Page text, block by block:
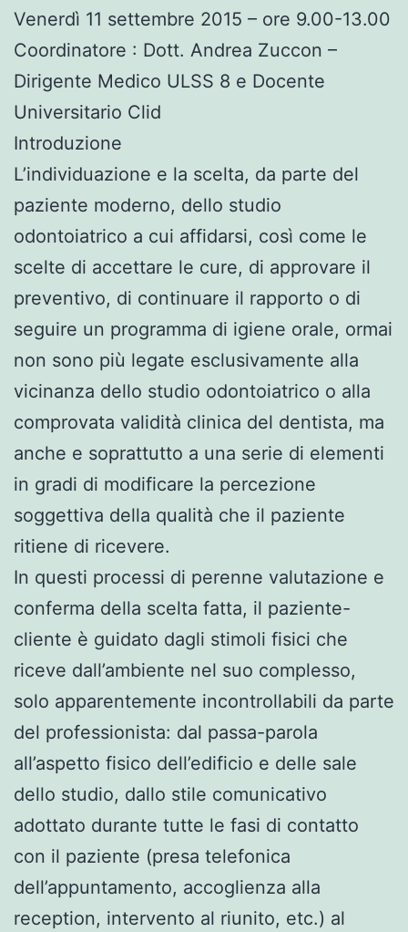
Venerdì 11 settembre 2015 – ore 9.00-13.00
Coordinatore : Dott. Andrea Zuccon –
Dirigente Medico ULSS 8 e Docente
Universitario Clid
Introduzione
L’individuazione e la scelta, da parte del
paziente moderno, dello studio
odontoiatrico a cui affidarsi, così come le
scelte di accettare le cure, di approvare il
preventivo, di continuare il rapporto o di
seguire un programma di igiene orale, ormai
non sono più legate esclusivamente alla
vicinanza dello studio odontoiatrico o alla
comprovata validità clinica del dentista, ma
anche e soprattutto a una serie di elementi
in gradi di modificare la percezione
soggettiva della qualità che il paziente
ritiene di ricevere.
In questi processi di perenne valutazione e
conferma della scelta fatta, il paziente-
cliente è guidato dagli stimoli fisici che
riceve dall’ambiente nel suo complesso,
solo apparentemente incontrollabili da parte
del professionista: dal passa-parola
all’aspetto fisico dell’edificio e delle sale
dello studio, dallo stile comunicativo
adottato durante tutte le fasi di contatto
con il paziente (presa telefonica
dell’appuntamento, accoglienza alla
reception, intervento al riunito, etc.) al